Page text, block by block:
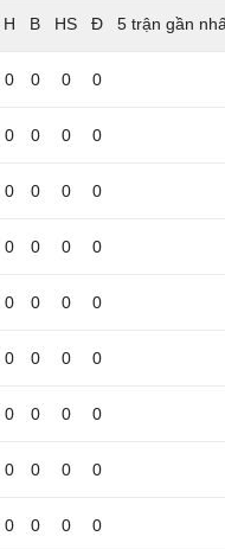
5 trận gần
0 0 0 0
0 0 0 0
0 0 0 0
0 0 0 0
0 0 0 0
0 0 0 0
0 0 0 0
0 0 0 0
0 0 0 0